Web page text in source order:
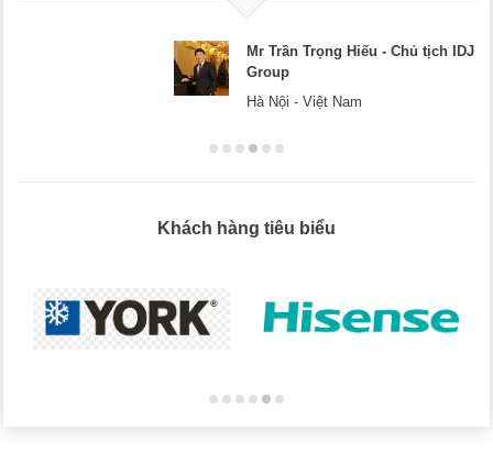
Mr Trần Trọng Hiếu - Chủ tịch IDJ
Group
Hà Nội - Việt Nam
Khách hàng tiêu biểu